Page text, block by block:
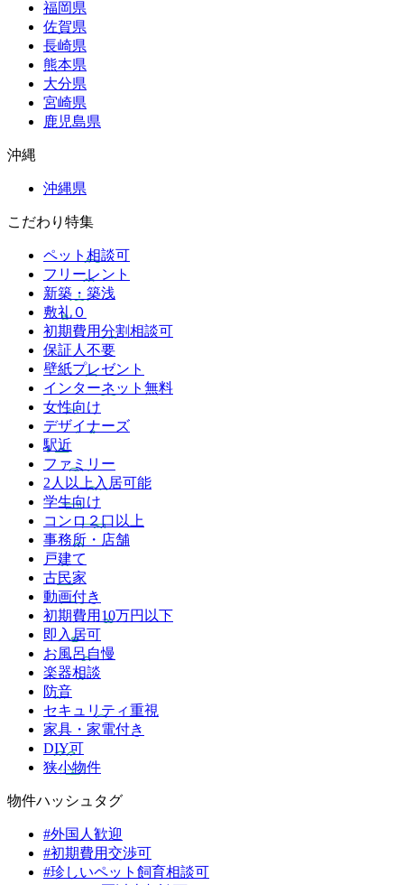
福岡県
佐賀県
長崎県
熊本県
大分県
宮崎県
鹿児島県
沖縄
沖縄県
こだわり特集
ペット相談可
フリーレント
新築・築浅
敷礼０
初期費用分割相談可
保証人不要
壁紙プレゼント
インターネット無料
女性向け
デザイナーズ
駅近
ファミリー
2人以上入居可能
学生向け
コンロ２口以上
事務所・店舗
戸建て
古民家
動画付き
初期費用10万円以下
即入居可
お風呂自慢
楽器相談
防音
セキュリティ重視
家具・家電付き
DIY可
狭小物件
物件ハッシュタグ
#外国人歓迎
#初期費用交渉可
#珍しいペット飼育相談可